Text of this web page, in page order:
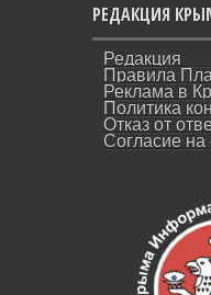
РЕДАКЦИЯ
Редакция
Правила
Реклама в
Политика
Отказ от
Согласие на